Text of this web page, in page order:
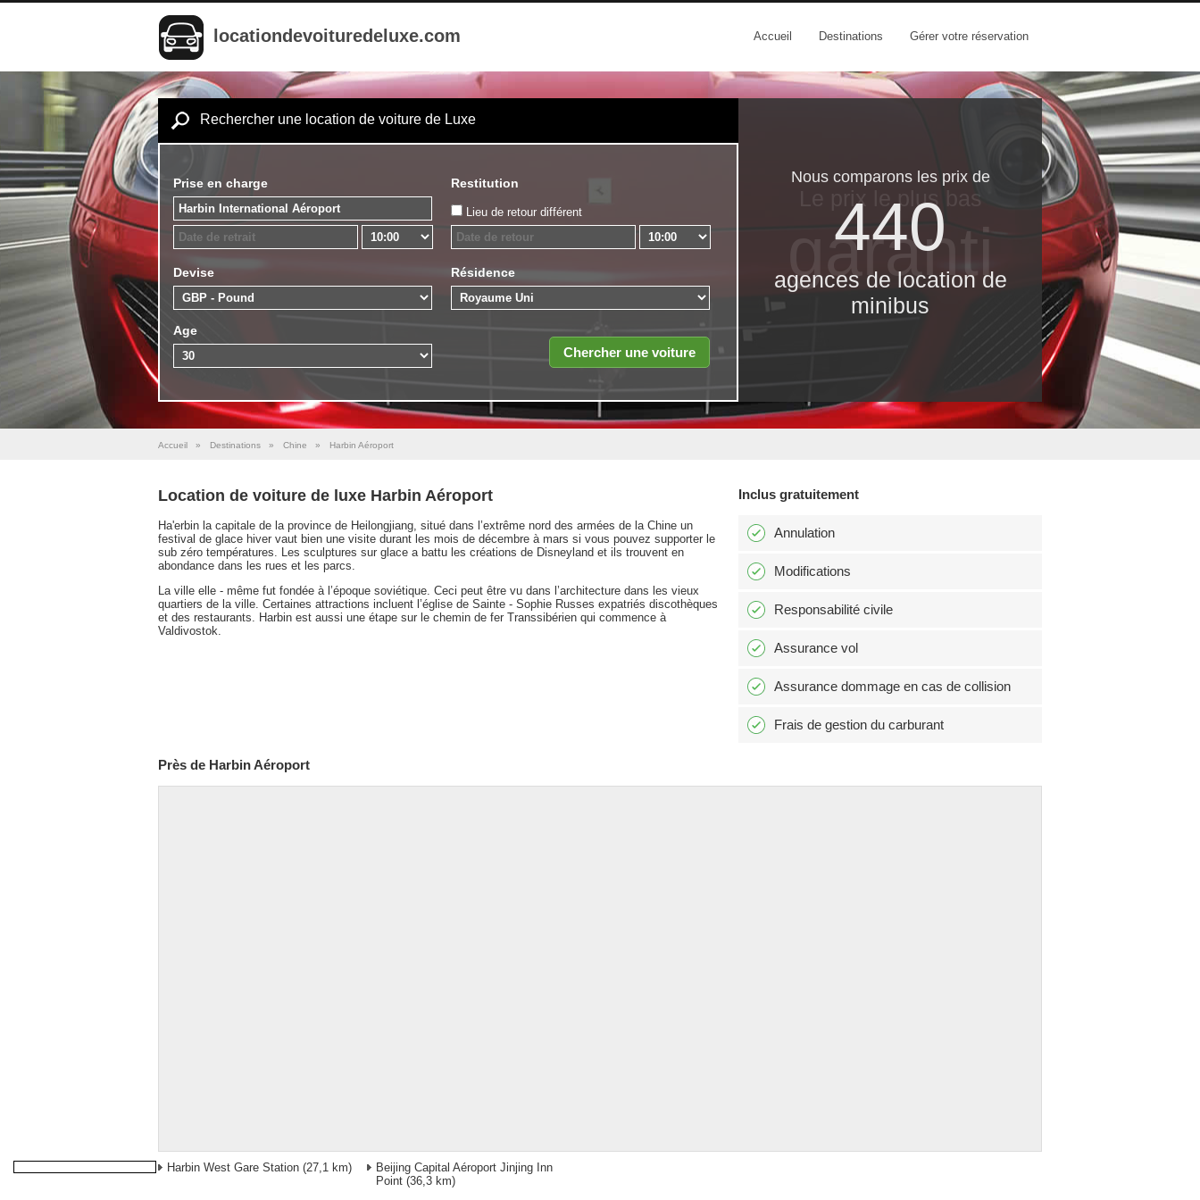
locationdevoituredeluxe.com Accueil Destinations Gérer votre réservation
Rechercher une location de voiture de Luxe
Prise en charge Restitution
Lieu de retour différent
Devise Résidence
Age
Nous comparons les prix de
440
agences de location de
minibus
Le prix le​ plus bas
garanti
Accueil » Destinations » Chine » Harbin Aéroport
Location de voiture de luxe Harbin Aéroport
Ha'erbin la capitale de la province de Heilongjiang, situé dans l’extrême nord des armées de la Chine un
festival de glace hiver vaut bien une visite durant les mois de décembre à mars si vous pouvez supporter le
sub zéro températures. Les sculptures sur glace a battu les créations de Disneyland et ils trouvent en
abondance dans les rues et les parcs.
La ville elle - même fut fondée à l’époque soviétique. Ceci peut être vu dans l’architecture dans les vieux
quartiers de la ville. Certaines attractions incluent l’église de Sainte - Sophie Russes expatriés discothèques
et des restaurants. Harbin est aussi une étape sur le chemin de fer Transsibérien qui commence à
Valdivostok.
Inclus gratuitement
Annulation
Modifications
Responsabilité civile
Assurance vol
Assurance dommage en cas de collision
Frais de gestion du carburant
Près de Harbin Aéroport
Harbin West Gare Station (27,1 km)
Beijing Capital Aéroport Jinjing Inn
Point (36,3 km)